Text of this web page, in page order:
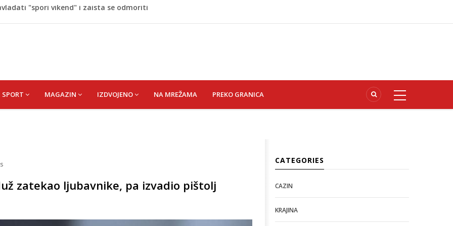
policajca i oštetio vrata
Honda Civic dobila odlične ocjene
"spori vikend" i zaista se odmoriti
SPORT MAGAZIN IZDVOJENO NA MREŽAMA PREKO GRANICA
zatekao ljubavnike, pa izvadio pištolj
CATEGORIES
CAZIN
KRAJINA